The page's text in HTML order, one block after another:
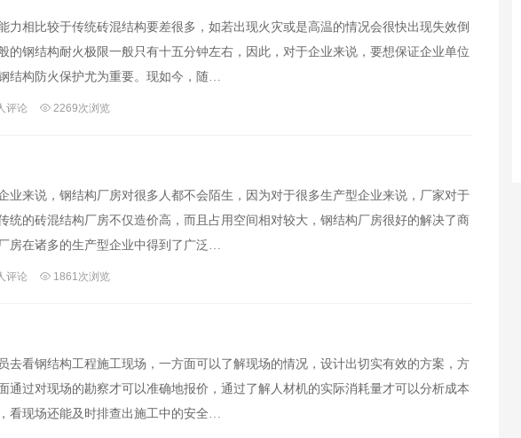
力相比较于传统砖混结构要差很多，如若出现火灾或是高温的情况会很快出现失效倒
的钢结构耐火极限一般只有十五分钟左右，因此，对于企业来说，要想保证企业单位
结构防火保护尤为重要。现如今，随…
评论 2269次浏览
业来说，钢结构厂房对很多人都不会陌生，因为对于很多生产型企业来说，厂家对于
统的砖混结构厂房不仅造价高，而且占用空间相对较大，钢结构厂房很好的解决了商
房在诸多的生产型企业中得到了广泛…
评论 1861次浏览
去看钢结构工程施工现场，一方面可以了解现场的情况，设计出切实有效的方案，方
通过对现场的勘察才可以准确地报价，通过了解人材机的实际消耗量才可以分析成本
看现场还能及时排查出施工中的安全…